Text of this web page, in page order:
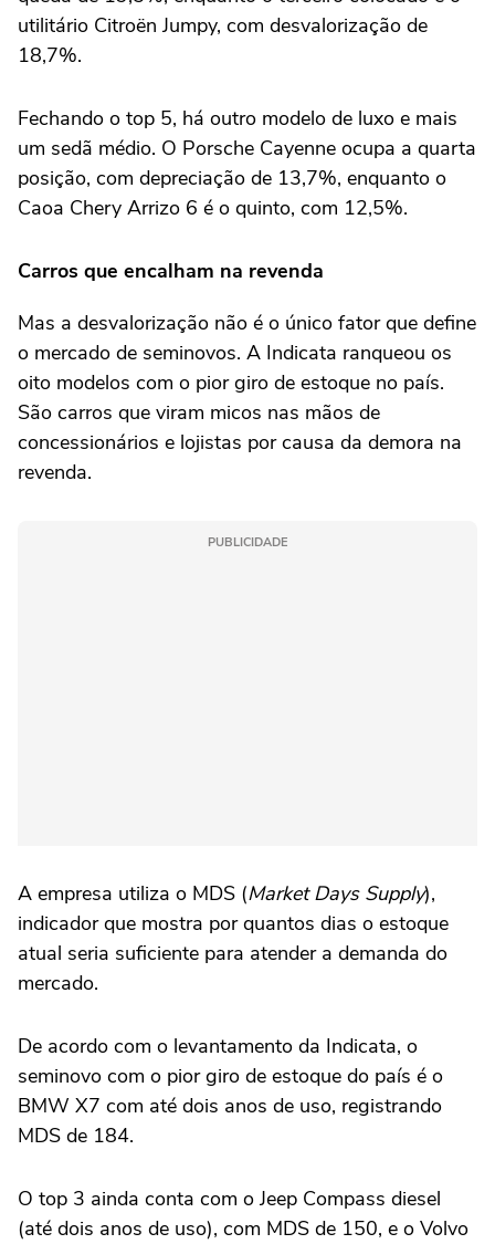
utilitário Citroën Jumpy, com desvalorização de
18,7%.
Fechando o top 5, há outro modelo de luxo e mais
um sedã médio. O Porsche Cayenne ocupa a quarta
posição, com depreciação de 13,7%, enquanto o
Caoa Chery Arrizo 6 é o quinto, com 12,5%.
Carros que encalham na revenda
Mas a desvalorização não é o único fator que define
o mercado de seminovos. A Indicata ranqueou os
oito modelos com o pior giro de estoque no país.
São carros que viram micos nas mãos de
concessionários e lojistas por causa da demora na
revenda.
PUBLICIDADE
A empresa utiliza o MDS (Market Days Supply),
indicador que mostra por quantos dias o estoque
atual seria suficiente para atender a demanda do
mercado.
De acordo com o levantamento da Indicata, o
seminovo com o pior giro de estoque do país é o
BMW X7 com até dois anos de uso, registrando
MDS de 184.
O top 3 ainda conta com o Jeep Compass diesel
(até dois anos de uso), com MDS de 150, e o Volvo